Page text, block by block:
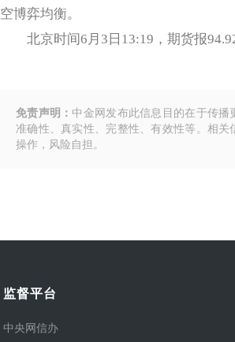
空博弈均衡。
北京时间6月3日13:19，期货报
免责声明： 中金网发布此信息目的在于传
准确性、真实性、完整性、有效性等。相
操作，风险自担。
监督平台
中央网信办